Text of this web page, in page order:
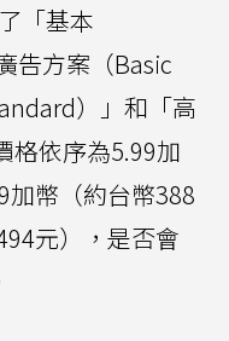
「基本
告方案（Basic
）」和「高
格依序為5.99加
加幣（約台幣388
元），是否會